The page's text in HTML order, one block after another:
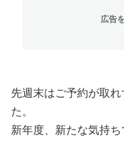
広告
先週末はご予約が取
た。
新年度、新たな気持